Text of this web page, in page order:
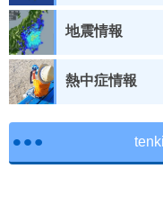
地震情報
熱中症情報